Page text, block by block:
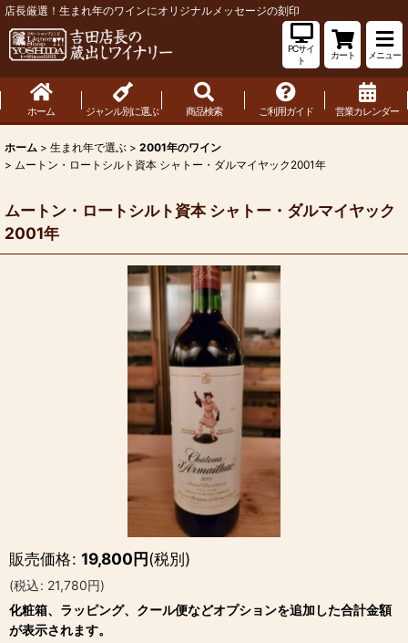
店長厳選！生まれ年のワインにオリジナルメッセージの刻印
PCサイ
ト
カート メニュー
ホーム ジャンル別に選ぶ 商品検索 ご利用ガイド 営業カレンダー
ホーム > 生まれ年で選ぶ > 2001年のワイン
> ムートン・ロートシルト資本 シャトー・ダルマイヤック2001年
ムートン・ロートシルト資本 シャトー・ダルマイヤック
2001年
販売価格: 19,800円(税別)
(税込: 21,780円)
化粧箱、ラッピング、クール便などオプションを追加した合計金額
が表示されます。